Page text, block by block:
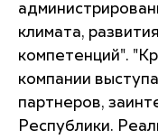
климата,
компетенций".
компании
партнеров,
Республики.